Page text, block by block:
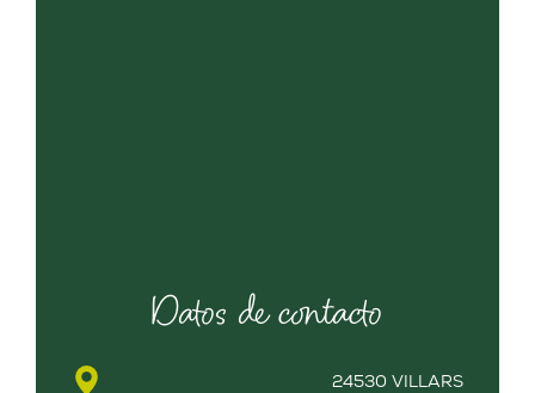
Datos de contacto
24530 VILLARS